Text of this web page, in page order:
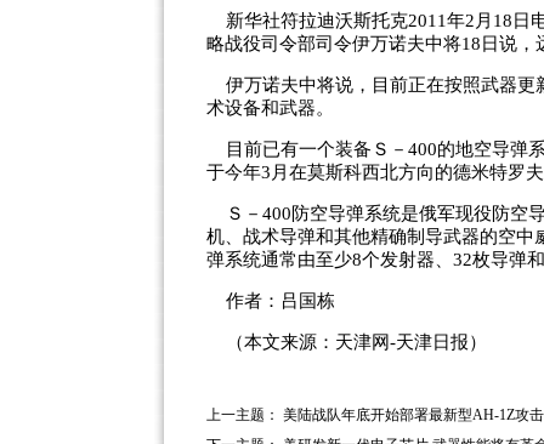
新华社符拉迪沃斯托克2011年2月18日
略战役司令部司令伊万诺夫中将18日说
伊万诺夫中将说，目前正在按照武器更
术设备和武器。
目前已有一个装备Ｓ－400的地空导弹
于今年3月在莫斯科西北方向的德米特罗
Ｓ－400防空导弹系统是俄军现役防空
机、战术导弹和其他精确制导武器的空
弹系统通常由至少8个发射器、32枚导弹
作者：吕国栋
（本文来源：天津网-天津日报）
上一主题： 美陆战队年底开始部署最新型AH-1Z攻